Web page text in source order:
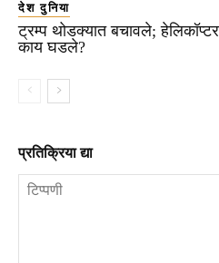
देश दुनिया
ट्रम्प थोडक्यात बचावले;
काय घडले?
प्रतिक्रिया द्या